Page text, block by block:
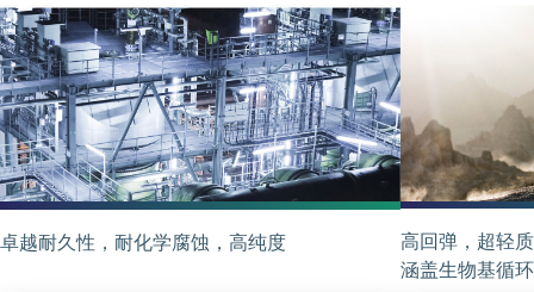
卓越耐久性，耐化学腐蚀，高纯度
高回弹，超轻质
涵盖生物基循